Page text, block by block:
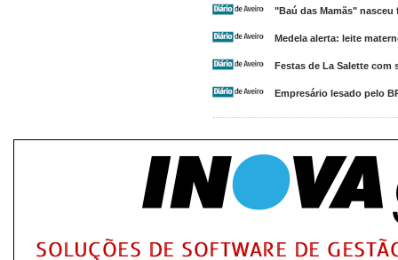
"Baú das Mamãs" nasceu
Medela alerta: leite
Festas de La Salette com
Empresário lesado pelo